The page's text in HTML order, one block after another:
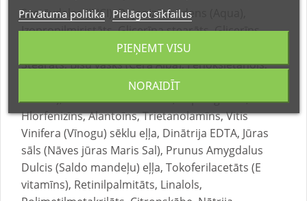
Sastāvdaļas (INCI): Dejonizēts ūdens (Aqua),
Izopropilmiristāts, Glicerīna stearāts, Glicerīns,
Propāndiols, Stearīnskābe, Cetilspirts, Peg-40
Stearāts, Bišu vasks (Cera Alba), Fenoksietanols,
Smaržviela (Parfum), Butyrospermum Parkii (Šī
sviests), Sorbitāna tristearāts, Kaprililglikols,
Hlorfenizīns, Alantoīns, Trietanolamīns, Vitis
Vinifera (Vīnogu) sēklu eļļa, Dinātrija EDTA, Jūras
sāls (Nāves jūras Maris Sal), Prunus Amygdalus
Dulcis (Saldo mandeļu) eļļa, Tokoferilacetāts (E
vitamīns), Retinilpalmitāts, Linalols,
Privātuma politika Pielāgot sīkfailus
NORAIDĪT
PIEŅEMT VISU